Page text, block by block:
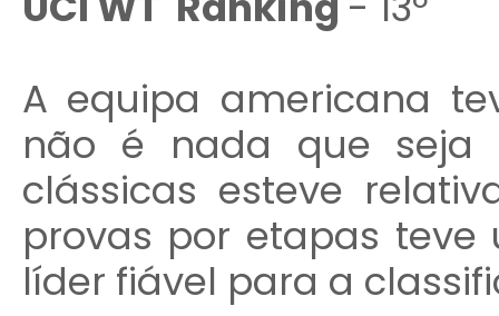
A equipa americana
não é nada que seja
clássicas esteve
provas por etapas
líder fiável para a